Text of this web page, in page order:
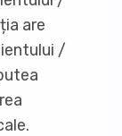
are
/